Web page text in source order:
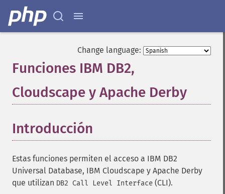
Change language:
Funciones IBM DB2,
Cloudscape y Apache Derby
Introducción
Estas funciones permiten el acceso a IBM DB2
Universal Database, IBM Cloudscape y Apache Derby
que utilizan DB2 Call Level Interface (CLI).